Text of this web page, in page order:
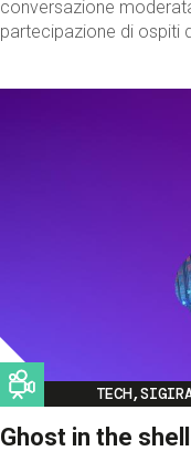
conversazione
partecipazione di ospiti
Image
Ghost in the shell